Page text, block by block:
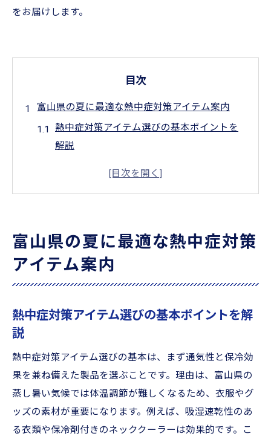
をお届けします。
目次
富山県の夏に最適な熱中症対策アイテム案内
熱中症対策アイテム選びの基本ポイントを
解説
富山県特有の気候に合う熱中症対策方法
症対策グッズ
熱中症警戒アラート時の必須アイテム選定
法
び方
リサイクルショップで見つかる熱中症対策
の定番アイテム
富山県のリサイクルショップ活用術と熱中
症対策
富山県の夏に最適な熱中症対策
アイテム案内
熱中症対策アイテム選びの基本ポイントを解
説
熱中症対策アイテム選びの基本は、まず通気性と保冷効
果を兼ね備えた製品を選ぶことです。理由は、富山県の
蒸し暑い気候では体温調節が難しくなるため、衣服やグ
ッズの素材が重要になります。例えば、吸湿速乾性のあ
る衣類や保冷剤付きのネッククーラーは効果的です。こ